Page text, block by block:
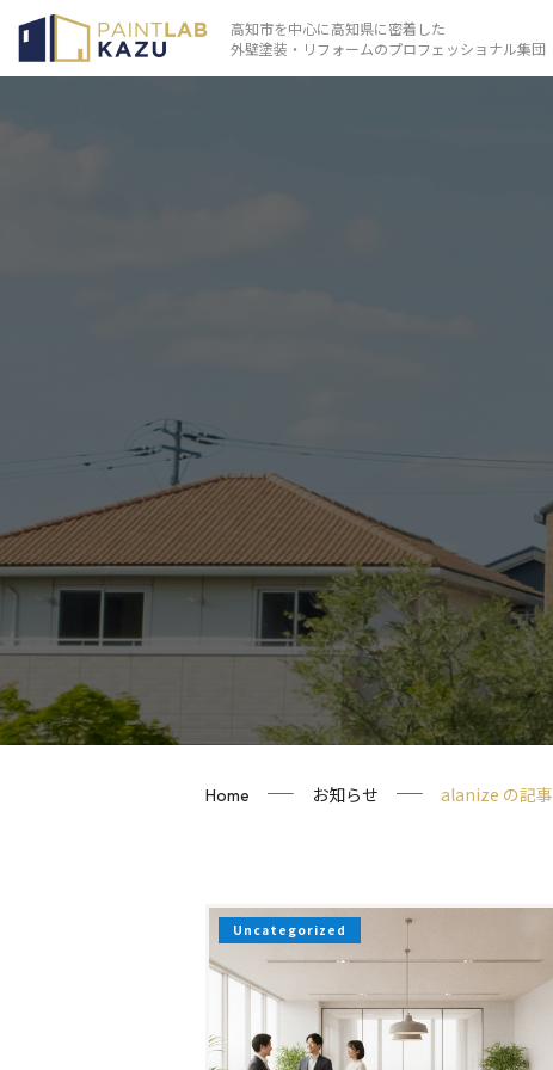
高知市を中心に高知県に密着した
外壁塗装・リフォームのプロフェッショナル集団
Home お知らせ alanize の記事
Uncategorized